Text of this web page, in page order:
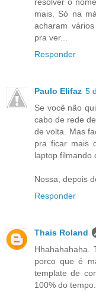
mais. Só na
acharam
pra ver...
Responder
Paulo Elifaz 5
Se você não
cabo de rede
de volta. Mas
pra ficar mais
laptop filmando
Nossa, depois
Responder
Thais Roland
Hhahahahaha.
porco que é
template de
100% do